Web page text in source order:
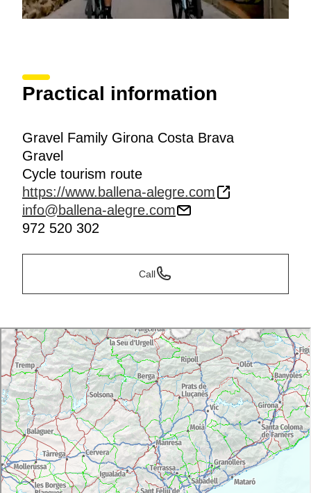
Practical information
Gravel Family Girona Costa Brava
Gravel
Cycle tourism route
https://www.ballena-alegre.com
info@ballena-alegre.com
972 520 302
Call